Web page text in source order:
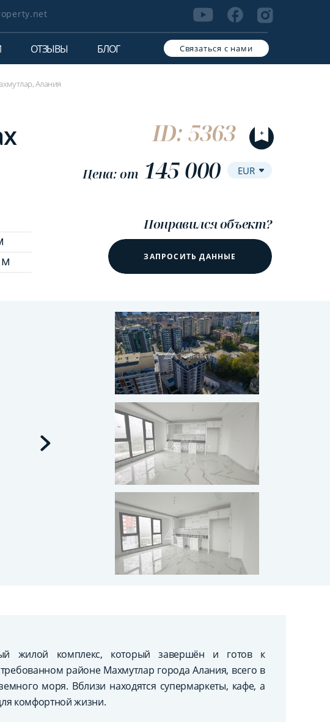
ОТЗЫВЫ БЛОГ Связаться с нами
Алания
ID: 5363
Цена: от 145 000
Понравился объект?
ЗАПРОСИТЬ ДАННЫЕ
ГОРЯЧЕЕ
жилой комплекс, который завершён и готов к
районе Махмутлар города Алания, всего в
моря. Вблизи находятся супермаркеты, кафе, а
комфортной жизни.